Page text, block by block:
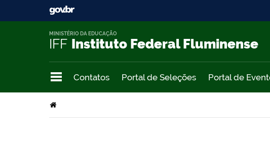
IFF Instituto Federal Fluminense
MINISTÉRIO DA EDUCAÇÃO
Contatos Portal de Seleções Portal de